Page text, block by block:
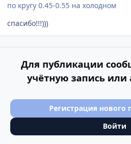
по кругу 0.45-0.55 на холодном
спасибо!!!)))
Для публикации
учётную запись или
Регистрация нового
Войти